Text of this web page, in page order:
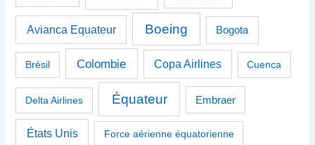
Avianca Equateur Boeing Bogota
Brésil Colombie Copa Airlines Cuenca
Delta Airlines Équateur Embraer
États Unis Force aérienne équatorienne